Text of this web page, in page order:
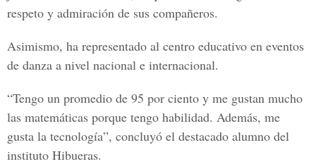
respeto y admiración de sus compañeros.
Asimismo, ha representado al centro educativo en eventos
de danza a nivel nacional e internacional.
“Tengo un promedio de 95 por ciento y me gustan mucho
las matemáticas porque tengo habilidad. Además, me
gusta la tecnología”, concluyó el destacado alumno del
instituto Hibueras.